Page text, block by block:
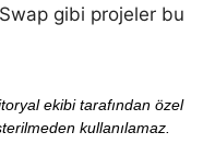
gibi projeler bu
ekibi tarafından özel
kullanılamaz.